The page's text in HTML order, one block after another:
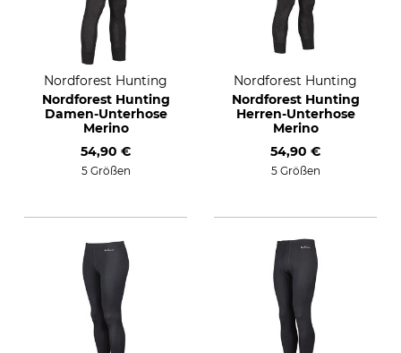
Nordforest Hunting
Nordforest Hunting
Damen-Unterhose
Merino
54,90 €
5 Größen
Nordforest Hunting
Nordforest Hunting
Herren-Unterhose
Merino
54,90 €
5 Größen